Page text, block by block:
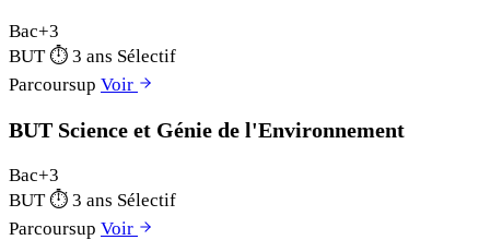
Bac+3
BUT ⏱ 3 ans Sélectif
Parcoursup Voir
BUT Science et Génie de l'Environnement
Bac+3
BUT ⏱ 3 ans Sélectif
Parcoursup Voir